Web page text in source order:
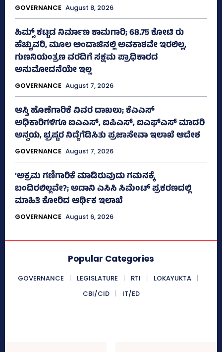
GOVERNANCE August 8, 2026
ಹಿಮ್ಸ್‌ ಕಟ್ಟಡ ನಿರ್ಮಾಣ ಕಾಮಗಾರಿ; 68.75 ಕೋಟಿ ರು
ಹೆಚ್ಚುವರಿ, ಮೂಲ ಅಂದಾಜಿನಲ್ಲಿ ಅವಕಾಶವೇ ಇರಲಿಲ್ಲ,
ಗುಣನಿಯಂತ್ರಣ ವರದಿಗೆ ಸಕ್ಷಮ ಪ್ರಾಧಿಕಾರದ
ಅನುಮೋದನೆಯೇ ಇಲ್ಲ
GOVERNANCE August 7, 2026
ಆಸ್ತಿ ಹೊಣೆಗಾರಿಕೆ ವಿವರ ದಾಖಲು; ಕೆಎಎಸ್
ಅಧಿಕಾರಿಗಳಿಗೂ ಐಎಎಸ್‌, ಐಪಿಎಸ್‌, ಐಎಫ್‌ಎಸ್‌ ಮಾದರಿ
ಅನ್ವಯ, ಭ್ರಷ್ಟರ ನಿದ್ದೆಗೆಡಿಸಿತು ಪ್ರಜಾಸೇವಾ ಇಲಾಖೆ ಆದೇಶ
GOVERNANCE August 7, 2026
‘ಅಕ್ರಮ ಗಣಿಗಾರಿಕೆ ಮಾಡಿರುವುದು ಗಮನಕ್ಕೆ
ಬಂದಿರಲಿಲ್ಲವೇ?; ಅದಾನಿ ಎಸಿಸಿ ಸಿಮೆಂಟ್ ಪ್ರಕರಣದಲ್ಲಿ
ಮಾಹಿತಿ ಕೋರಿದ ಆರ್ಥಿಕ ಇಲಾಖೆ
GOVERNANCE August 6, 2026
Popular Categories
GOVERNANCE LEGISLATURE RTI
LOKAYUKTA
CBI/CID
IT/ED